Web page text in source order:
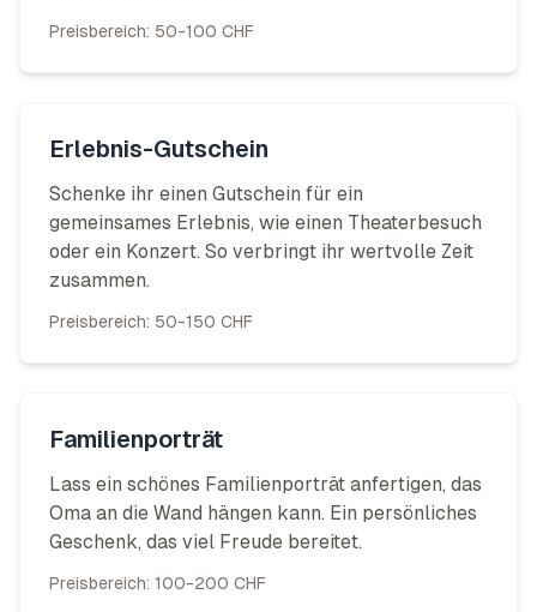
Preisbereich: 50-100 CHF
Erlebnis-Gutschein
Schenke ihr einen Gutschein für ein
gemeinsames Erlebnis, wie einen Theaterbesuch
oder ein Konzert. So verbringt ihr wertvolle Zeit
zusammen.
Preisbereich: 50-150 CHF
Familienporträt
Lass ein schönes Familienporträt anfertigen, das
Oma an die Wand hängen kann. Ein persönliches
Geschenk, das viel Freude bereitet.
Preisbereich: 100-200 CHF